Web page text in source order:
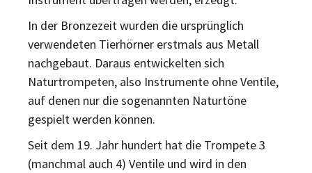
In der Bronzezeit wurden die ursprünglich
verwendeten Tierhörner erstmals aus Metall
nachgebaut. Daraus entwickelten sich
Naturtrompeten, also Instrumente ohne Ventile,
auf denen nur die sogenannten Naturtöne
gespielt werden können.
Seit dem 19. Jahr hundert hat die Trompete 3
(manchmal auch 4) Ventile und wird in den